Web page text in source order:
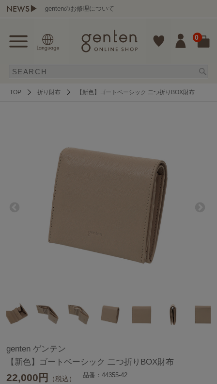
NEWS▶ gentenのお修理について
0
TOP 折り財布 【新色】ゴートベーシック 二つ折りBOX財布
genten ゲンテン
【新色】ゴートベーシック 二つ折りBOX財布
22,000 円 （税込） 品番：44355-42